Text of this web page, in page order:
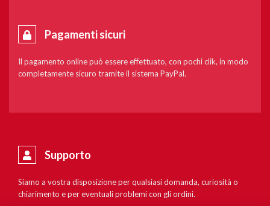
Pagamenti sicuri
Il pagamento online può essere effettuato, con pochi clik, in modo
completamente sicuro tramite il sistema PayPal.
Supporto
Siamo a vostra disposizione per qualsiasi domanda, curiosità o
chiarimento e per eventuali problemi con gli ordini.